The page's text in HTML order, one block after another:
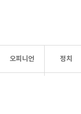
오피니언 정치